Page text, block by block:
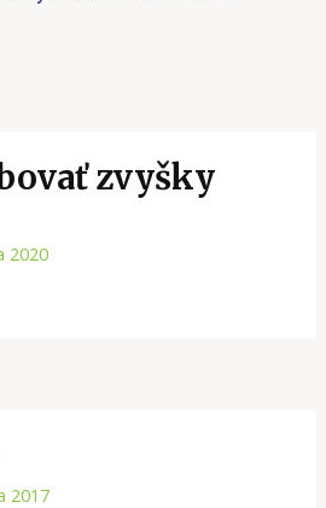
zvyšky
2020
2017